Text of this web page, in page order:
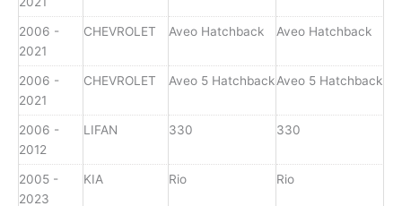
2006 -
2021
CHEVROLET Aveo Hatchback Aveo Hatchback
2006 -
2021
CHEVROLET Aveo 5 HatchbackAveo 5 Hatchback
2006 -
2012
LIFAN 330 330
2005 -
2023
KIA Rio Rio